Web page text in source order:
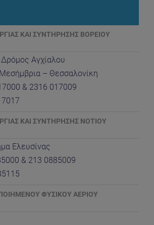
ΚΑΙ ΣΥΝΤΗΡΗΣΗΣ ΒΟΡΕΙΟΥ
Αγχίαλου
– Θεσσαλονίκη
& 2316 017009
ΚΑΙ ΣΥΝΤΗΡΗΣΗΣ ΝΟΤΙΟΥ
Ελευσίνας
& 213 0885009
ΦΥΣΙΚΟΥ ΑΕΡΙΟΥ